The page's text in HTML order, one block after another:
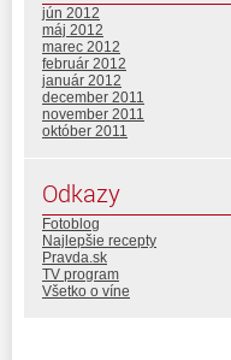
jún 2012
máj 2012
marec 2012
február 2012
január 2012
december 2011
november 2011
október 2011
Odkazy
Fotoblog
Najlepšie recepty
Pravda.sk
TV program
Všetko o víne